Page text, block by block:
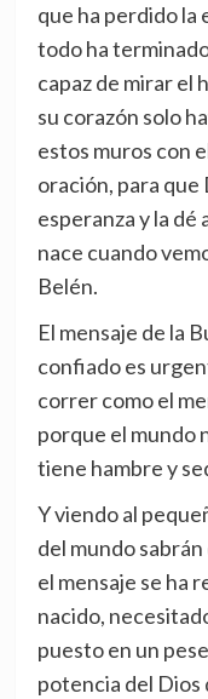
que ha perdido la
todo ha
capaz de mirar el
su corazón solo
estos muros con
oración, para que
esperanza y la dé
nace cuando
Belén.
El mensaje de la
confiado es
correr como el
porque el mundo
tiene hambre y
Y viendo al
del mundo
el mensaje se ha
nacido,
puesto en un
potencia del Dios